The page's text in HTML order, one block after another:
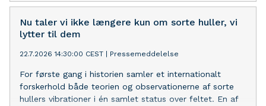
metoden kan bruges til at kortlægge det lokale dyreliv.
Dermed rykker de et stort skridt tættere på bedre
overvågning af biodiversitet ved hjælp af DNA fra luft.
Nu taler vi ikke længere kun om sorte huller, vi
lytter til dem
22.7.2026 14:30:00 CEST Pressemeddelelse
For første gang i historien samler et internationalt
forskerhold både teorien og observationerne af sorte
hullers vibrationer i én samlet status over feltet. En af